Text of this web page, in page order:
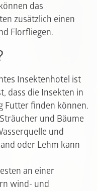
das
zusätzlich einen
Florfliegen.
Insektenhotel ist
dass die Insekten in
Futter finden können.
und Bäume
und
oder Lehm kann
an einer
wind- und